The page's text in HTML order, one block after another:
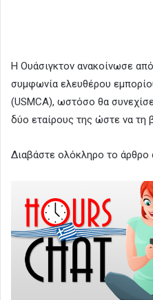
Η Ουάσιγκτον ανακοίνωσε
συμφωνία ελευθέρου
(USMCA), ωστόσο θα
δύο εταίρους της ώστε να τη
Διαβάστε ολόκληρο το άρθρο